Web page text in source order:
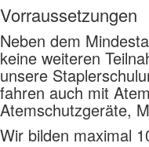
Vorraussetzungen
Neben dem
keine weiteren
unsere
fahren auch mit
Atemschutzgeräte,
Wir bilden maximal